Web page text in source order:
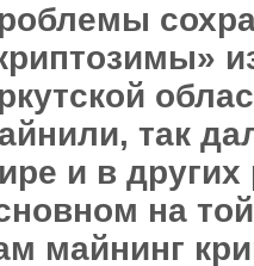
так
и в других
на
майнинг